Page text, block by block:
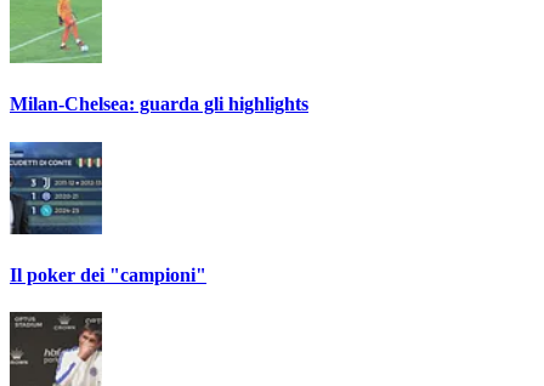
Milan-Chelsea: guarda gli highlights
Il poker dei "campioni"